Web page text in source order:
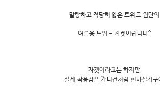
말랑하고 적당히 얇은 트위드 원단의
여름용 트위드 자켓이랍니다^
자켓이라고는 하지만
실제 착용감은 가디건처럼 편하실거구